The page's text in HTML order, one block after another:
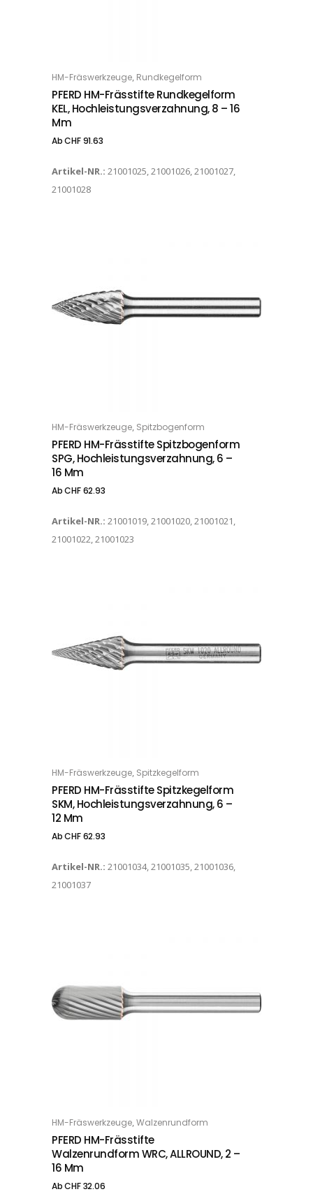
OPTIONS
HM-Fräswerkzeuge, Rundkegelform
PFERD HM-Frässtifte Rundkegelform
KEL, Hochleistungsverzahnung, 8 – 16
Mm
AbCHF91.63
Artikel-NR.: 21001025, 21001026, 21001027,
21001028
OPTIONS
HM-Fräswerkzeuge, Spitzbogenform
PFERD HM-Frässtifte Spitzbogenform
SPG, Hochleistungsverzahnung, 6 –
16 Mm
AbCHF62.93
Artikel-NR.: 21001019, 21001020, 21001021,
21001022, 21001023
OPTIONS
HM-Fräswerkzeuge, Spitzkegelform
PFERD HM-Frässtifte Spitzkegelform
SKM, Hochleistungsverzahnung, 6 –
12 Mm
AbCHF62.93
Artikel-NR.: 21001034, 21001035, 21001036,
21001037
OPTIONS
HM-Fräswerkzeuge,Walzenrundform
PFERD HM-Frässtifte
Walzenrundform WRC, ALLROUND, 2 –
16 Mm
AbCHF32.06